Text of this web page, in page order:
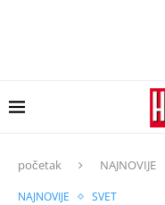
početak NAJNOVIJE
NAJNOVIJE SVET